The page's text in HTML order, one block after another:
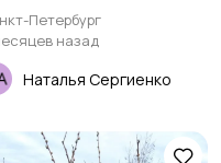
Петербург
назад
Наталья Сергиенко